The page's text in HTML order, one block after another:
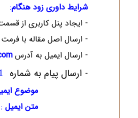
شرایط داوری زود هنگام:
- ایجاد پنل کاربری از
- ارسال اصل مقاله با فرمت
- ارسال ایمیل به آدرس
- ارسال پیام به شماره
موضوع
متن ایمیل: